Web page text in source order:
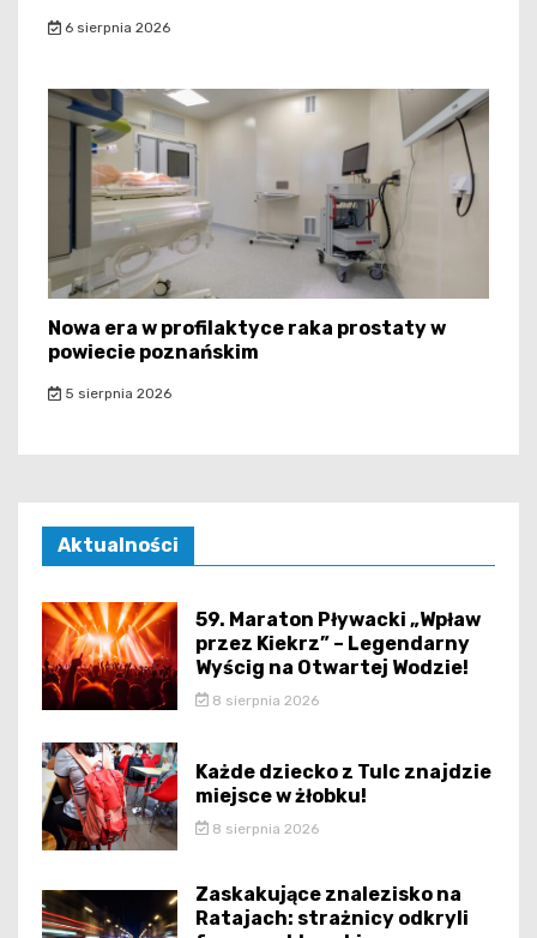
6 sierpnia 2026
Nowa era w profilaktyce raka prostaty w
powiecie poznańskim
5 sierpnia 2026
Aktualności
59. Maraton Pływacki „Wpław
przez Kiekrz” – Legendarny
Wyścig na Otwartej Wodzie!
8 sierpnia 2026
Każde dziecko z Tulc znajdzie
miejsce w żłobku!
8 sierpnia 2026
Zaskakujące znalezisko na
Ratajach: strażnicy odkryli